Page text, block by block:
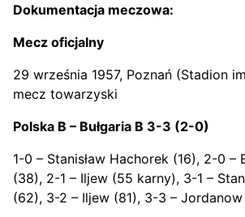
Dokumentacja meczowa:
Mecz oficjalny
29 września 1957, Poznań (Stadion
mecz towarzyski
Polska B – Bułgaria B 3-3 (2-0)
1-0 – Stanisław Hachorek (16), 2-0 –
(38), 2-1 – Iljew (55 karny), 3-1 –
(62), 3-2 – Iljew (81), 3-3 – Jordanow